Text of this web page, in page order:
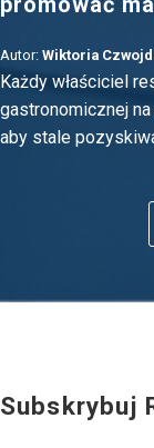
Autor: Wiktoria
Każdy właściciel
gastronomicznej
aby stale
Subskrybuj